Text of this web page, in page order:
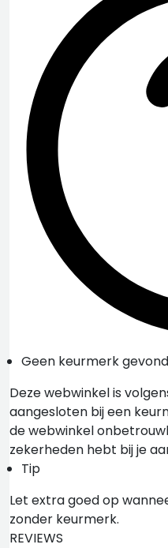
Geen keurmerk
Deze webwinkel is
aangesloten bij een
de webwinkel
zekerheden hebt bij je
Tip
Let extra goed op
zonder keurmerk.
REVIEWS